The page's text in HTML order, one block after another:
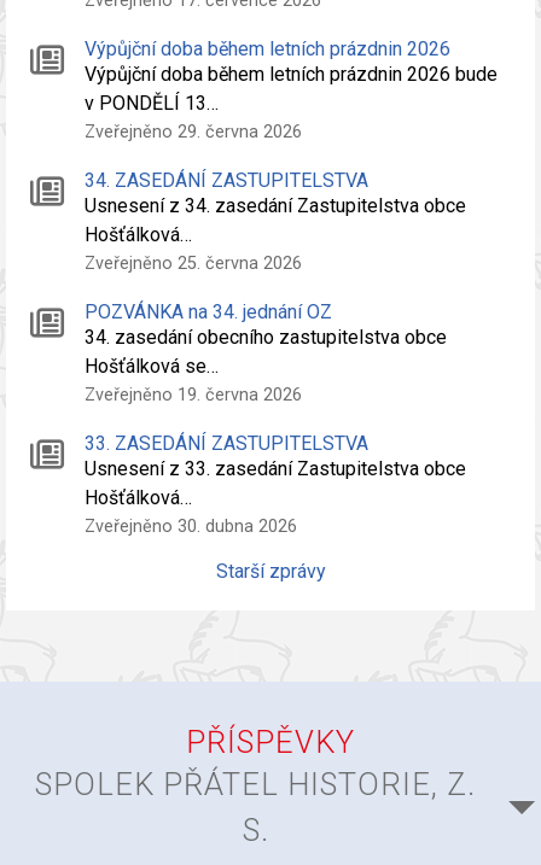
Výpůjční doba během letních prázdnin 2026
Výpůjční doba během letních prázdnin 2026 bude
v PONDĚLÍ 13…
Zveřejněno 29. června 2026
34. ZASEDÁNÍ ZASTUPITELSTVA
Usnesení z 34. zasedání Zastupitelstva obce
Hošťálková…
Zveřejněno 25. června 2026
POZVÁNKA na 34. jednání OZ
34. zasedání obecního zastupitelstva obce
Hošťálková se…
Zveřejněno 19. června 2026
33. ZASEDÁNÍ ZASTUPITELSTVA
Usnesení z 33. zasedání Zastupitelstva obce
Hošťálková…
Zveřejněno 30. dubna 2026
Starší zprávy
PŘÍSPĚVKY
SPOLEK PŘÁTEL HISTORIE, Z.
S.